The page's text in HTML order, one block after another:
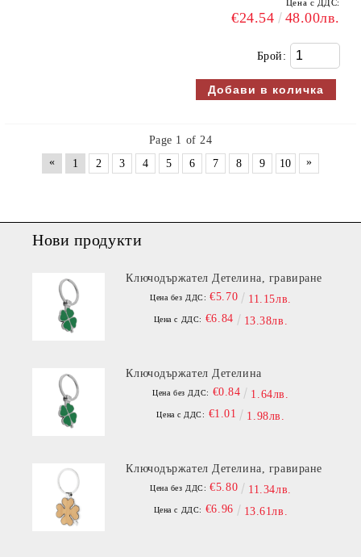
Цена с ДДС:
€24.54 48.00лв.
Брой:
Page 1 of 24
«
1 2 3 4 5 6 7 8 9 10 »
Нови продукти
Ключодържател Детелина, гравиране
Цена без ДДС: €5.70 11.15лв.
Цена с ДДС: €6.84 13.38лв.
Ключодържател Детелина
Цена без ДДС: €0.84 1.64лв.
Цена с ДДС: €1.01 1.98лв.
Ключодържател Детелина, гравиране
Цена без ДДС: €5.80 11.34лв.
Цена с ДДС: €6.96 13.61лв.